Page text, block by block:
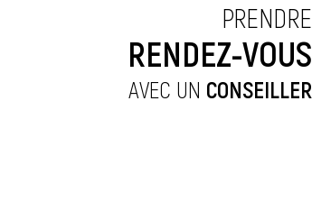
PRENDRE
RENDEZ-VOUS
AVEC UN CONSEILLER